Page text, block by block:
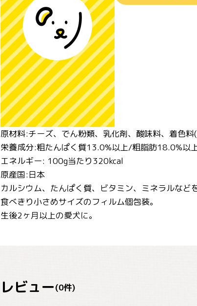
原材料:チーズ、でん粉類、乳化剤、酸味料、着色
栄養成分:粗たんぱく質13.0%以上/粗脂肪18.0%
エネルギー: 100g当たり320kcal
原産国:日本
カルシウム、たんぱく質、ビタミン、ミネラルなど
食べきり小さめサイズのフィルム個包装。
生後2ヶ月以上の愛犬に。
レビュー(0件)